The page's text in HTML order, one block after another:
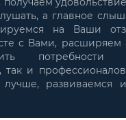
а главное
на Ваши
с Вами, расширяем
так и
лучше,